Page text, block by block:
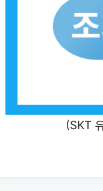
(SKT